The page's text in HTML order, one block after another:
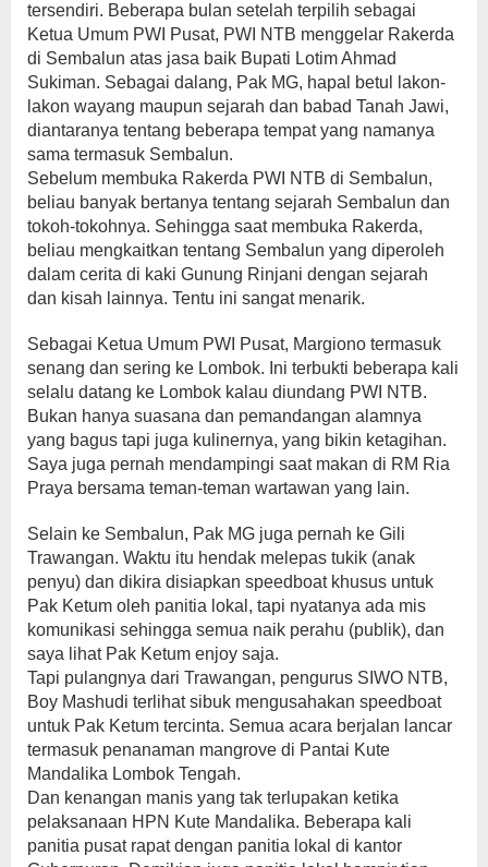
tersendiri. Beberapa bulan setelah terpilih sebagai
Ketua Umum PWI Pusat, PWI NTB menggelar Rakerda
di Sembalun atas jasa baik Bupati Lotim Ahmad
Sukiman. Sebagai dalang, Pak MG, hapal betul lakon-
lakon wayang maupun sejarah dan babad Tanah Jawi,
diantaranya tentang beberapa tempat yang namanya
sama termasuk Sembalun.
Sebelum membuka Rakerda PWI NTB di Sembalun,
beliau banyak bertanya tentang sejarah Sembalun dan
tokoh-tokohnya. Sehingga saat membuka Rakerda,
beliau mengkaitkan tentang Sembalun yang diperoleh
dalam cerita di kaki Gunung Rinjani dengan sejarah
dan kisah lainnya. Tentu ini sangat menarik.
Sebagai Ketua Umum PWI Pusat, Margiono termasuk
senang dan sering ke Lombok. Ini terbukti beberapa kali
selalu datang ke Lombok kalau diundang PWI NTB.
Bukan hanya suasana dan pemandangan alamnya
yang bagus tapi juga kulinernya, yang bikin ketagihan.
Saya juga pernah mendampingi saat makan di RM Ria
Praya bersama teman-teman wartawan yang lain.
Selain ke Sembalun, Pak MG juga pernah ke Gili
Trawangan. Waktu itu hendak melepas tukik (anak
penyu) dan dikira disiapkan speedboat khusus untuk
Pak Ketum oleh panitia lokal, tapi nyatanya ada mis
komunikasi sehingga semua naik perahu (publik), dan
saya lihat Pak Ketum enjoy saja.
Tapi pulangnya dari Trawangan, pengurus SIWO NTB,
Boy Mashudi terlihat sibuk mengusahakan speedboat
untuk Pak Ketum tercinta. Semua acara berjalan lancar
termasuk penanaman mangrove di Pantai Kute
Mandalika Lombok Tengah.
Dan kenangan manis yang tak terlupakan ketika
pelaksanaan HPN Kute Mandalika. Beberapa kali
panitia pusat rapat dengan panitia lokal di kantor